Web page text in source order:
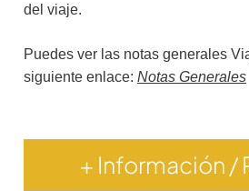
del viaje.
Puedes ver las notas generales
siguiente enlace: Notas Generales
+ Información /